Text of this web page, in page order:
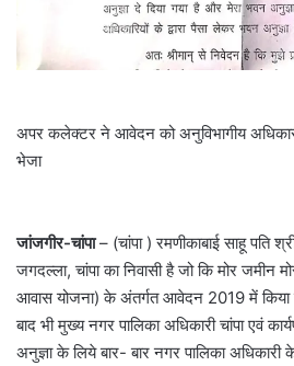
अपर कलेक्टर ने आवेदन को अनुविभागीय
भेजा
जांजगीर-चांपा– (चांपा ) रमणीकाबाई साहू पति
जगदल्ला, चांपा का निवासी है जो कि मोर जमीन
आवास योजना) के अंतर्गत आवेदन 2019 में
बाद भी मुख्य नगर पालिका अधिकारी चांपा एवं
अनुज्ञा के लिये बार- बार नगर पालिका अधिकारी के